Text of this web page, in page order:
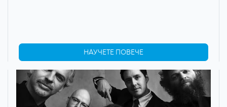
НАУЧЕТЕ ПОВЕЧЕ